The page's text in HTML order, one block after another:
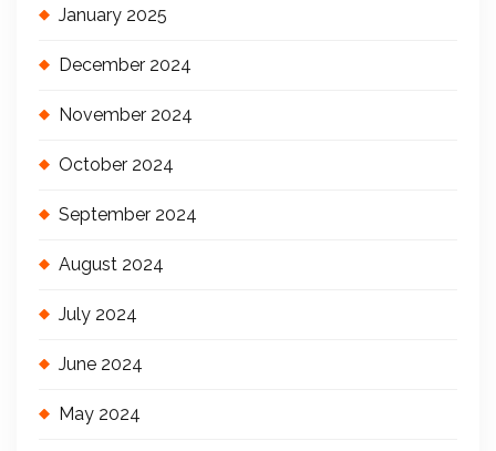
January 2025
December 2024
November 2024
October 2024
September 2024
August 2024
July 2024
June 2024
May 2024